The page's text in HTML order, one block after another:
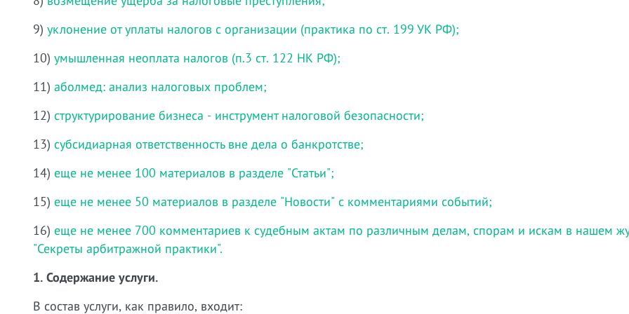
9) уклонение от уплаты налогов с организации (практика по ст. 199 УК РФ);
10) умышленная неоплата налогов (п.3 ст. 122 НК РФ);
11) аболмед: анализ налоговых проблем;
12) структурирование бизнеса - инструмент налоговой безопасности;
13) субсидиарная ответственность вне дела о банкротстве;
14) еще не менее 100 материалов в разделе "Статьи";
15) еще не менее 50 материалов в разделе "Новости" с комментариями событий;
16) еще не менее 700 комментариев к судебным актам по различным делам, спорам и искам в нашем
"Секреты арбитражной практики".
1. Содержание услуги.
В состав услуги, как правило, входит: